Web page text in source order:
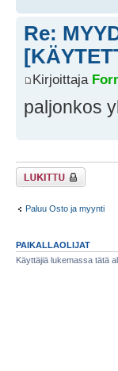
Re:
Kirjoittaja
paljonkos
Viestiketju on
lukittu
Paluu Osto ja myynti
PAIKALLAOLIJAT
Käyttäjiä lukemassa tätä